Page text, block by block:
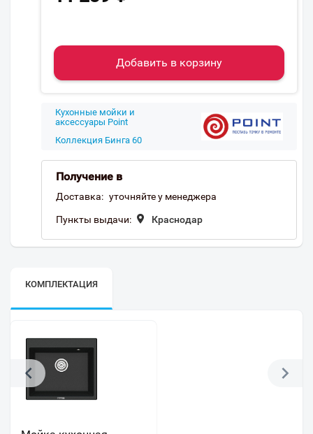
Добавить в корзину
Кухонные мойки и
аксессуары Point
Коллекция Бинга 60
Получение в
Доставка: уточняйте у менеджера
Пункты выдачи: Краснодар
КОМПЛЕКТАЦИЯ